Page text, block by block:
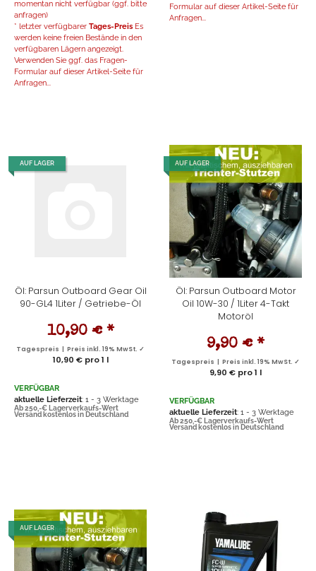
momentan nicht verfügbar (ggf. bitte
anfragen)
* letzter verfügbarer Tages-Preis Es
werden keine freien Bestände in den
verfügbaren Lägern angezeigt.
Verwenden Sie ggf. das Fragen-
Formular auf dieser Artikel-Seite für
Anfragen...
Formular auf dieser Artikel-Seite für
Anfragen...
AUF LAGER
Öl: Parsun Outboard Gear Oil
90-GL4 1Liter / Getriebe-Öl
10,90 € *
Tagespreis | Preis inkl. 19% MwSt. ✓
10,90 € pro 1 l
VERFÜGBAR
aktuelle Lieferzeit: 1 - 3 Werktage
Ab 250,-€ Lagerverkaufs-Wert
Versand kostenlos in Deutschland
AUF LAGER
Öl: Parsun Outboard Motor
Oil 10W-30 / 1Liter 4-Takt
Motoröl
9,90 € *
Tagespreis | Preis inkl. 19% MwSt. ✓
9,90 € pro 1 l
VERFÜGBAR
aktuelle Lieferzeit: 1 - 3 Werktage
Ab 250,-€ Lagerverkaufs-Wert
Versand kostenlos in Deutschland
AUF LAGER